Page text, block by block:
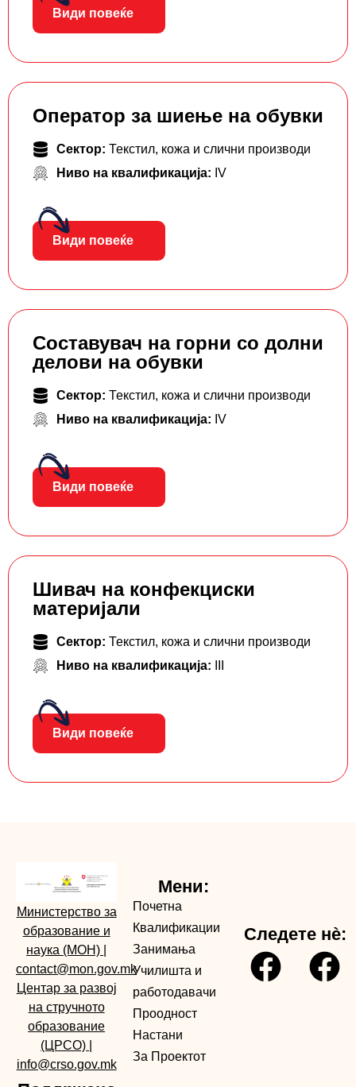
Види повеќе
Оператор за шиење на обувки
Сектор: Текстил, кожа и слични производи
Ниво на квалификација: IV
Види повеќе
Составувач на горни со долни
делови на обувки
Сектор: Текстил, кожа и слични производи
Ниво на квалификација: IV
Види повеќе
Шивач на конфекциски
материјали
Сектор: Текстил, кожа и слични производи
Ниво на квалификација:
Види повеќе
Министерство за
образование и
наука (МОН)
contact@mon.gov.mk
Центар за развој
на стручното
образование
(ЦРСО)
info@crso.gov.mk
Мени:
Почетна
Квалификации
Занимања
Училишта и
работодавачи
Проодност
Настани
За Проектот
Следете нè: